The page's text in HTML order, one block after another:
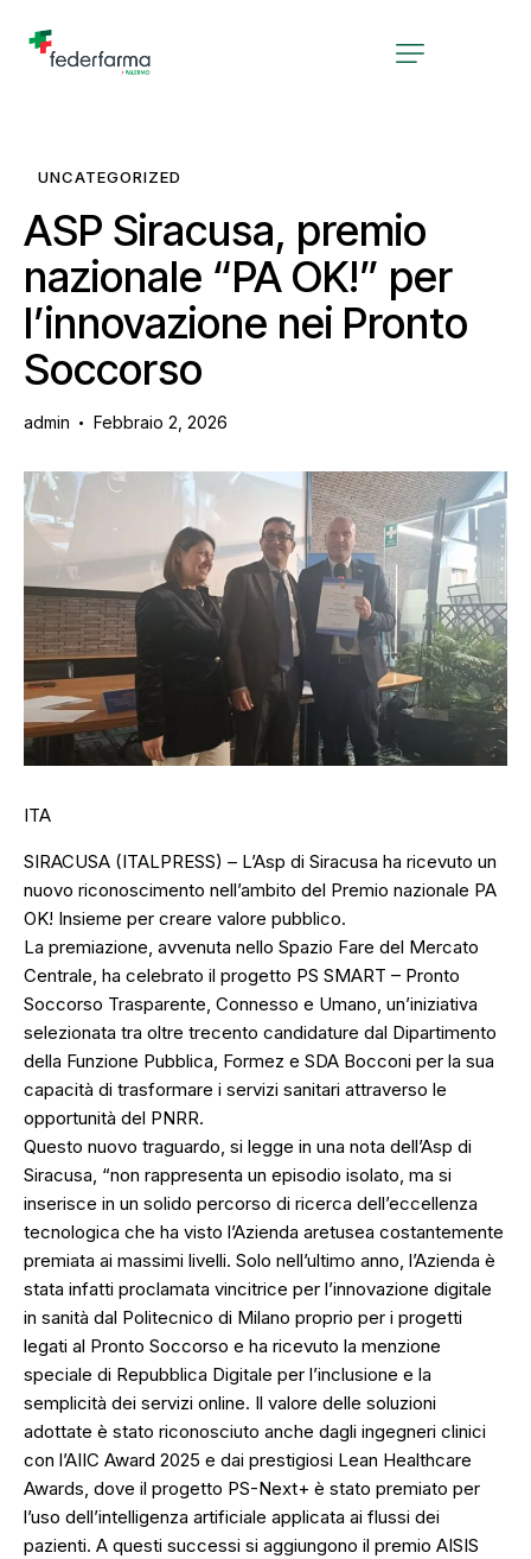
UNCATEGORIZED
ASP Siracusa, premio
nazionale “PA OK!” per
l’innovazione nei Pronto
Soccorso
admin Febbraio 2, 2026
ITA
SIRACUSA (ITALPRESS) – L’Asp di Siracusa ha ricevuto un
nuovo riconoscimento nell’ambito del Premio nazionale PA
OK! Insieme per creare valore pubblico.
La premiazione, avvenuta nello Spazio Fare del Mercato
Centrale, ha celebrato il progetto PS SMART – Pronto
Soccorso Trasparente, Connesso e Umano, un’iniziativa
selezionata tra oltre trecento candidature dal Dipartimento
della Funzione Pubblica, Formez e SDA Bocconi per la sua
capacità di trasformare i servizi sanitari attraverso le
opportunità del PNRR.
Questo nuovo traguardo, si legge in una nota dell’Asp di
Siracusa, “non rappresenta un episodio isolato, ma si
inserisce in un solido percorso di ricerca dell’eccellenza
tecnologica che ha visto l’Azienda aretusea costantemente
premiata ai massimi livelli. Solo nell’ultimo anno, l’Azienda è
stata infatti proclamata vincitrice per l’innovazione digitale
in sanità dal Politecnico di Milano proprio per i progetti
legati al Pronto Soccorso e ha ricevuto la menzione
speciale di Repubblica Digitale per l’inclusione e la
semplicità dei servizi online. Il valore delle soluzioni
adottate è stato riconosciuto anche dagli ingegneri clinici
con l’AIIC Award 2025 e dai prestigiosi Lean Healthcare
Awards, dove il progetto PS-Next+ è stato premiato per
l’uso dell’intelligenza artificiale applicata ai flussi dei
pazienti. A questi successi si aggiungono il premio AISIS